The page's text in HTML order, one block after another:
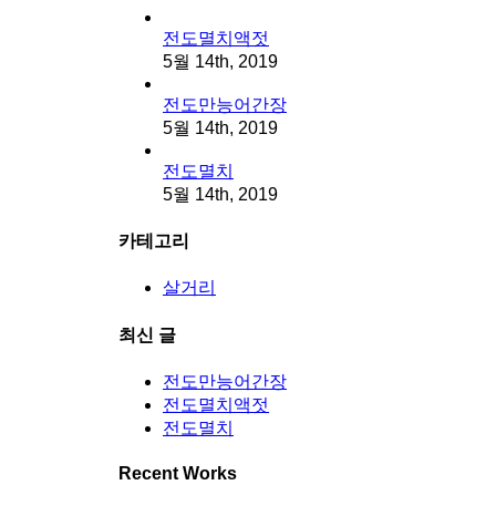
전도멸치액젓
5월 14th, 2019
전도만능어간장
5월 14th, 2019
전도멸치
5월 14th, 2019
카테고리
살거리
최신 글
전도만능어간장
전도멸치액젓
전도멸치
Recent Works